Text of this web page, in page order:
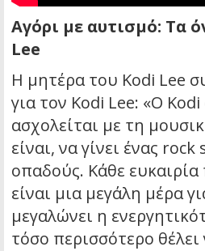
Αγόρι με αυτισμό: Τα
Lee
Η μητέρα του Kodi Lee
για τον Kodi Lee: «Ο Kodi
ασχολείται με τη
είναι, να γίνει ένας
οπαδούς. Κάθε
είναι μια μεγάλη μέρα
μεγαλώνει η
τόσο περισσότερο